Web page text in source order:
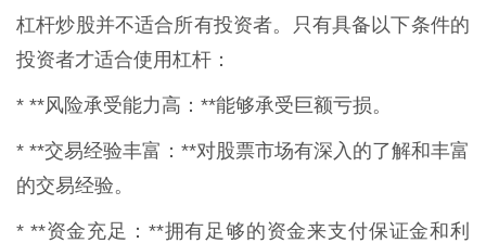
杠杆炒股并不适合所有投资者。只有具备以下条件的
投资者才适合使用杠杆：
* **风险承受能力高：**能够承受巨额亏损。
* **交易经验丰富：**对股票市场有深入的了解和丰富
的交易经验。
* **资金充足：**拥有足够的资金来支付保证金和利